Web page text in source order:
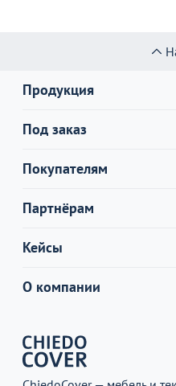
Продукция
Под заказ
Покупателям
Партнёрам
Кейсы
О компании